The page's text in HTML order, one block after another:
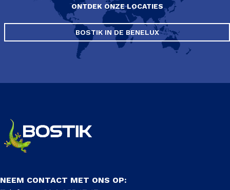
ONTDEK ONZE LOCATIES
BOSTIK IN DE BENELUX
NEEM CONTACT MET ONS OP: